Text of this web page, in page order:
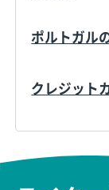
ポルトガル
クレジット